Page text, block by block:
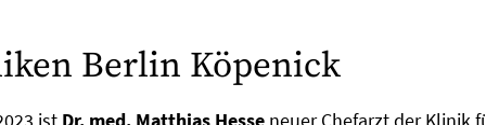
Berlin Köpenick